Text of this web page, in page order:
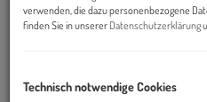
Links
verwenden, die dazu personenbezogene
finden Sie in unserer Datenschutzerklärung
Technisch notwendige Cookies